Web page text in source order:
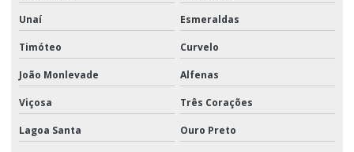
Unaí Esmeraldas
Timóteo Curvelo
João Monlevade Alfenas
Viçosa Três Corações
Lagoa Santa Ouro Preto